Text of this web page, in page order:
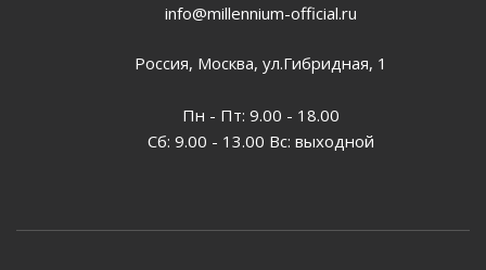
info@millennium-official.ru
Россия, Москва, ул.Гибридная, 1
Пн - Пт: 9.00 - 18.00
Сб: 9.00 - 13.00 Вс: выходной